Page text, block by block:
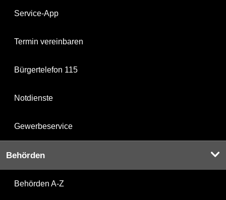
Service-App
Termin vereinbaren
Bürgertelefon 115
Notdienste
Gewerbeservice
Behörden
Behörden A-Z